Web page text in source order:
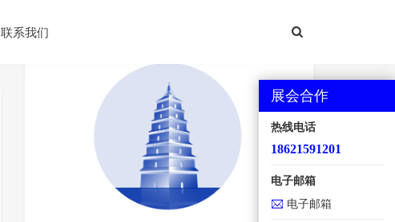
联系我们
展会合作
热线电话
18621591201
电子邮箱
电子邮箱